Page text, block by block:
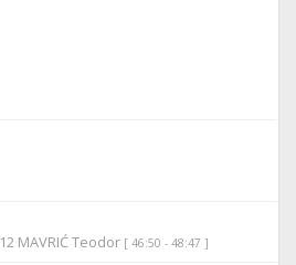
MAVRIĆ Teodor [ 46:50 - 48:47 ]